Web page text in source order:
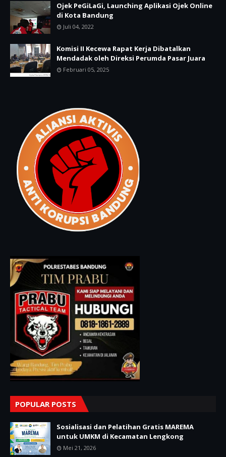
Ojek PeGiLaGi, Launching Aplikasi Ojek Online
di Kota Bandung
Juli 04, 2022
Komisi II Kecewa Rapat Kerja Dibatalkan
Mendadak oleh Direksi Perumda Pasar Juara
Februari 05, 2025
POPULAR POSTS
Sosialisasi dan Pelatihan Gratis MAREMA
untuk UMKM di Kecamatan Lengkong
Mei 21, 2026